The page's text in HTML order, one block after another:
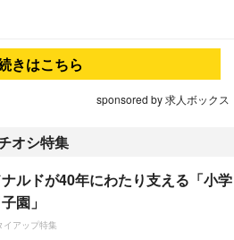
きはこちら
sponsored by 求人ボックス
オシ特集
ルドが40年にわたり支える「小学
園」
イアップ特集